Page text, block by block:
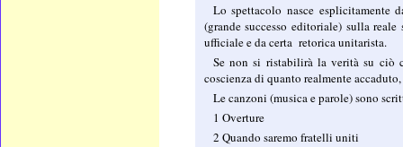
Lo spettacolo nasce
(grande successo editoriale) sulla
ufficiale e da certa retorica unitarista.
Se non si ristabilirà la verità su ciò
coscienza di quanto realmente
Le canzoni (musica e parole) sono
1 Overture
2 Quando saremo fratelli uniti